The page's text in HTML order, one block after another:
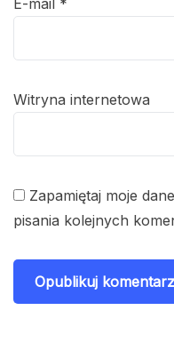
Witryna internetowa
Zapamiętaj moje
pisania kolejnych